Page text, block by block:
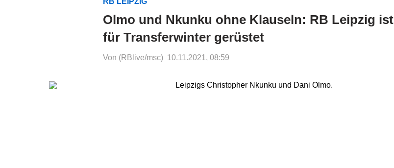
Olmo und Nkunku ohne Klauseln: RB Leipzig ist
für Transferwinter gerüstet
Von (RBlive/msc) 10.11.2021, 08:59